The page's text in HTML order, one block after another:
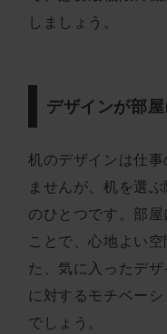
しましょう。
デザインが部
机のデザインは仕
ませんが、机を選
のひとつです。部
ことで、心地よい
た、気に入ったデ
に対するモチベー
でしょう。